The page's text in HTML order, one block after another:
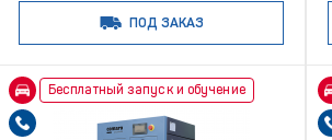
ПОД ЗАКАЗ
Бесплатный запуск и обучение